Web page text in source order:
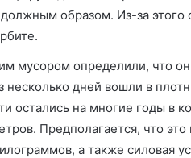
образом. Из-за этого
мусором определили, что
несколько дней вошли в
остались на многие годы в
Предполагается, что
а также силовая